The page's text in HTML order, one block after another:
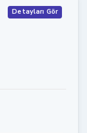
Detayları Gör